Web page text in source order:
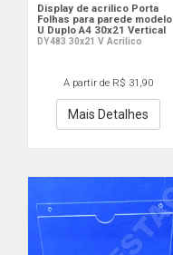
Display de acrilico Porta
Folhas para parede modelo
U Duplo A4 30x21 Vertical
DY483 30x21 V Acrilico
A partir de R$ 31,90
Mais Detalhes